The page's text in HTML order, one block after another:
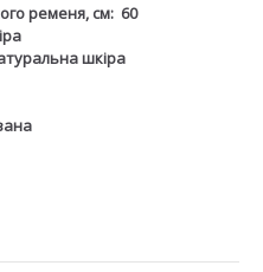
ременя, см: 60
шкіра